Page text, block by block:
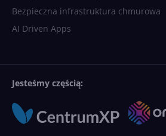
Bezpieczna infrastruktura chmurowa
AI Driven Apps
Jesteśmy częścią: